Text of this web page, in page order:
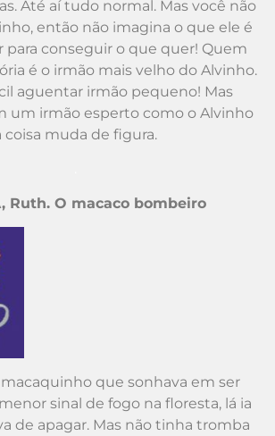
Até aí tudo normal. Mas você não
então não imagina o que ele é
para conseguir o que quer! Quem
é o irmão mais velho do Alvinho.
aguentar irmão pequeno! Mas
um irmão esperto como o Alvinho
coisa muda de figura.
Ruth. O macaco bombeiro
que sonhava em ser
sinal de fogo na floresta, lá ia
de apagar. Mas não tinha tromba